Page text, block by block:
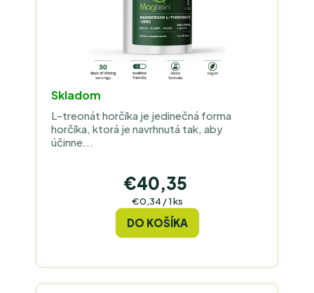
Skladom
L-treonát horčíka je jedinečná forma
horčíka, ktorá je navrhnutá tak, aby
účinne...
€40,35
Jednotková
€0,34 / 1 ks
DO KOŠÍKA